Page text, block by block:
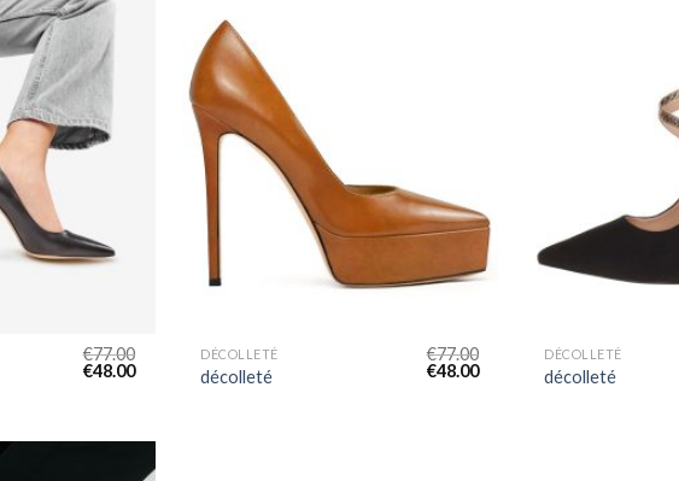
€77.00
€48.00
DÉCOLLETÉ
décolleté
€77.00
€48.00
DÉCOLLETÉ
décolleté